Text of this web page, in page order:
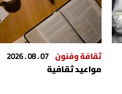
ثقافة وفنون 07 . 08 . 2026
مواعيد ثقافية